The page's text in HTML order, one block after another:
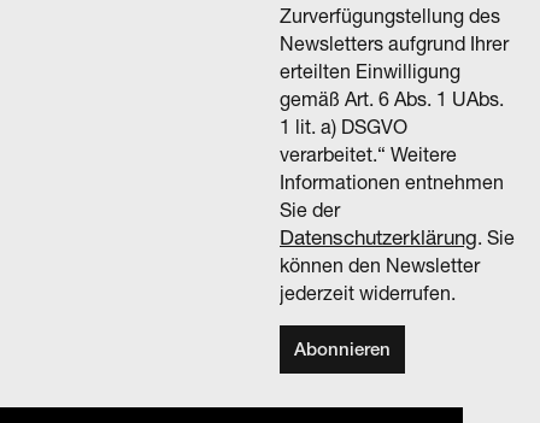
Zurverfügungstellung des
Newsletters aufgrund Ihrer
erteilten Einwilligung
gemäß Art. 6 Abs. 1 UAbs.
1 lit. a) DSGVO
verarbeitet.“ Weitere
Informationen entnehmen
Sie der
Datenschutzerklärung . Sie
können den Newsletter
jederzeit widerrufen.